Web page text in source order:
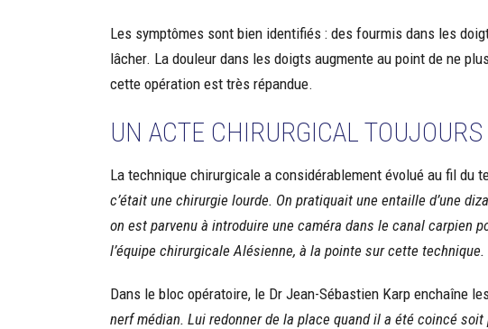
Les symptômes sont bien identifiés : des fourmis dans les
lâcher. La douleur dans les doigts augmente au point de ne
cette opération est très répandue.
UN ACTE CHIRURGICAL
La technique chirurgicale a considérablement évolué au fil du
c’était une chirurgie lourde. On pratiquait une entaille d’une
on est parvenu à introduire une caméra dans le canal carpien
l’équipe chirurgicale Alésienne, à la pointe sur cette technique.
Dans le bloc opératoire, le Dr Jean-Sébastien Karp enchaîne
nerf médian. Lui redonner de la place quand il a été coincé